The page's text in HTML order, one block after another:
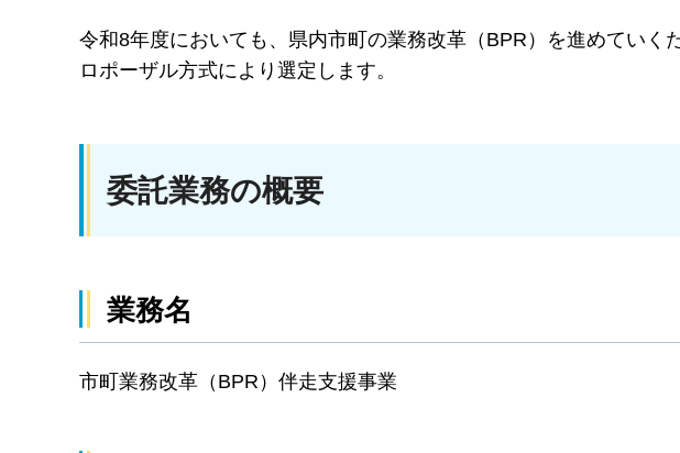
令和8年度においても、県内市町の業務改革（BPR）を進めていく
ロポーザル方式により選定します。
委託業務の概要
業務名
市町業務改革（BPR）伴走支援事業